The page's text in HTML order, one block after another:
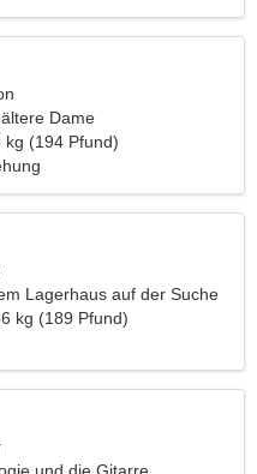
Dame
(194 Pfund)
Lagerhaus auf der Suche
Frau
kg (189 Pfund)